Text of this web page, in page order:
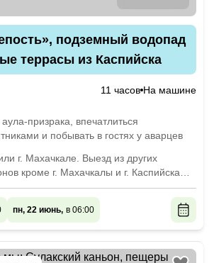
подземный водопад
террасы из Каспийска
11 часов На машине
призрака, впечатлиться
и побывать в гостях у аварцев
г. Махачкале. Выезд из других
кроме г. Махачкалы и г. Каспийска
по договоренности.
пн, 22 июнь, в 06:00